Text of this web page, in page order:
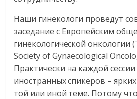
Наши гинекологи проведут
заседание с Европейским
гинекологической онкологии
Society of Gynaecological
Практически на каждой
иностранных спикеров –
той или иной теме. Потому